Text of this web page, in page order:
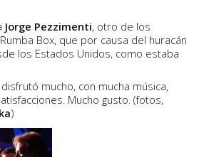
Jorge Pezzimenti, otro de los
Box, que por causa del huracán
los Estados Unidos, como estaba
mucho, con mucha música,
Mucho gusto. (fotos,
)